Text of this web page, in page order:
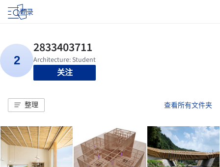
登录
关注
整理 查看所有文件夹